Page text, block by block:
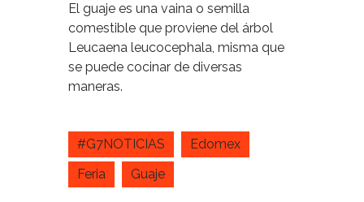
El guaje es una vaina o semilla
comestible que proviene del árbol
Leucaena leucocephala, misma que
se puede cocinar de diversas
maneras.
#G7NOTICIAS
Edomex
Feria
Guaje